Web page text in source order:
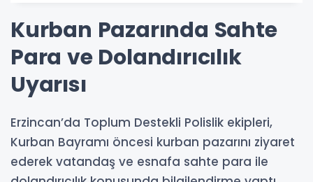
Kurban Pazarında Sahte
Para ve Dolandırıcılık
Uyarısı
Erzincan’da Toplum Destekli Polislik ekipleri,
Kurban Bayramı öncesi kurban pazarını ziyaret
ederek vatandaş ve esnafa sahte para ile